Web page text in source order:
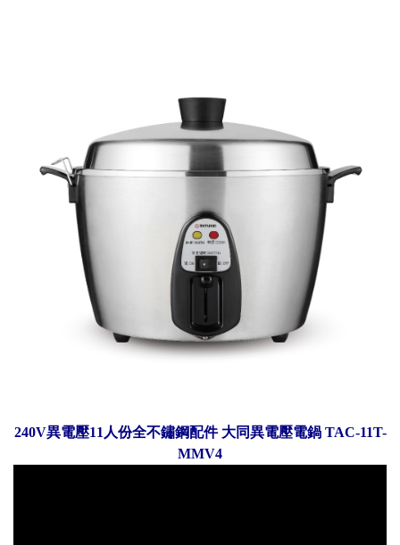
240V異電壓11人份全不鏽鋼配件 大同異電壓電鍋 TAC-11T-
MMV4